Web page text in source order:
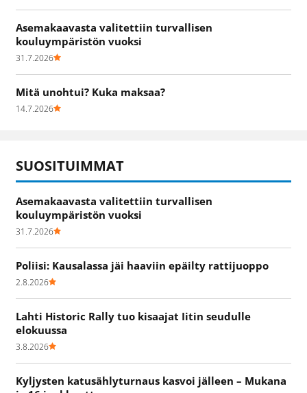
Asemakaavasta valitettiin turvallisen
kouluympäristön vuoksi
31.7.2026
Mitä unohtui? Kuka maksaa?
14.7.2026
SUOSITUIMMAT
Asemakaavasta valitettiin turvallisen
kouluympäristön vuoksi
31.7.2026
Poliisi: Kausalassa jäi haaviin epäilty rattijuoppo
2.8.2026
Lahti Historic Rally tuo kisaajat Iitin seudulle
elokuussa
3.8.2026
Kyljysten katusählyturnaus kasvoi jälleen – Mukana